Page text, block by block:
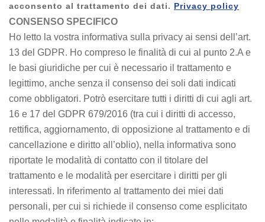
acconsento al trattamento dei dati. Privacy policy
CONSENSO SPECIFICO
Ho letto la vostra informativa sulla privacy ai sensi dell’art.
13 del GDPR. Ho compreso le finalità di cui al punto 2.A e
le basi giuridiche per cui è necessario il trattamento e
legittimo, anche senza il consenso dei soli dati indicati
come obbligatori. Potrò esercitare tutti i diritti di cui agli art.
16 e 17 del GDPR 679/2016 (tra cui i diritti di accesso,
rettifica, aggiornamento, di opposizione al trattamento e di
cancellazione e diritto all’oblio), nella informativa sono
riportate le modalità di contatto con il titolare del
trattamento e le modalità per esercitare i diritti per gli
interessati. In riferimento al trattamento dei miei dati
personali, per cui si richiede il consenso come esplicitato